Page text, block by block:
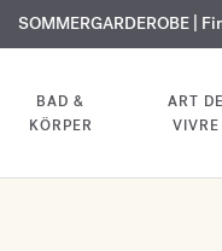
EXKLUSIV | Erhalten Sie
KOSTENLOSE GRAVUR |
SOMMERGARDEROBE |
BAD &
KÖRPER
ART DE
VIVRE